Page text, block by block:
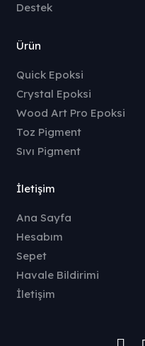
Destek
Ürün
Quick Epoksi
Crystal Epoksi
Wood Art Pro Epoksi
Toz Pigment
Sıvı Pigment
İletişim
Ana Sayfa
Hesabım
Sepet
Havale Bildirimi
İletişim